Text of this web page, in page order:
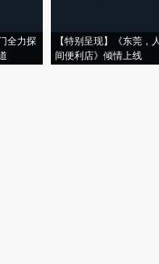
全力探
【特别呈现】《东莞，人
间便利店》倾情上线